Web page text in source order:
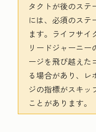
タクトが後のステ
には、必須のステ
ます。ライフサイ
リードジャーニ
ージを飛び越えた
る場合があり、レ
ジの指標がスキッ
ことがあります。